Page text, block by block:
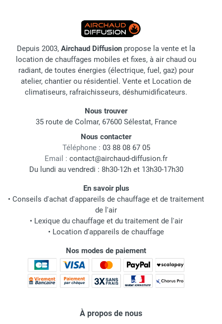
Depuis 2003, Airchaud Diffusion propose la vente et la
location de chauffages mobiles et fixes, à air chaud ou
radiant, de toutes énergies (électrique, fuel, gaz) pour
atelier, chantier ou résidentiel. Vente et Location de
climatiseurs, rafraichisseurs, déshumidificateurs.
Nous trouver
35 route de Colmar, 67600 Sélestat, France
Nous contacter
Téléphone : 03 88 08 67 05
Email : contact@airchaud-diffusion.fr
Du lundi au vendredi : 8h30-12h et 13h30-17h30
En savoir plus
• Conseils d'achat d'appareils de chauffage et de traitement
de l'air
• Lexique du chauffage et du traitement de l'air
• Location d'appareils de chauffage
Nos modes de paiement
À propos de nous